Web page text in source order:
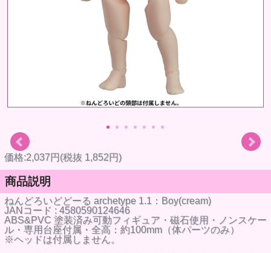
価格:2,037円(税抜 1,852円)
商品説明
ねんどろいどどーる archetype 1.1：Boy(cream)
JANコード : 4580590124646
ABS&PVC 塗装済み可動フィギュア・磁石使用・ノンスケー
ル・専用台座付属・全高：約100mm（体パーツのみ）
※ヘッドは付属しません。